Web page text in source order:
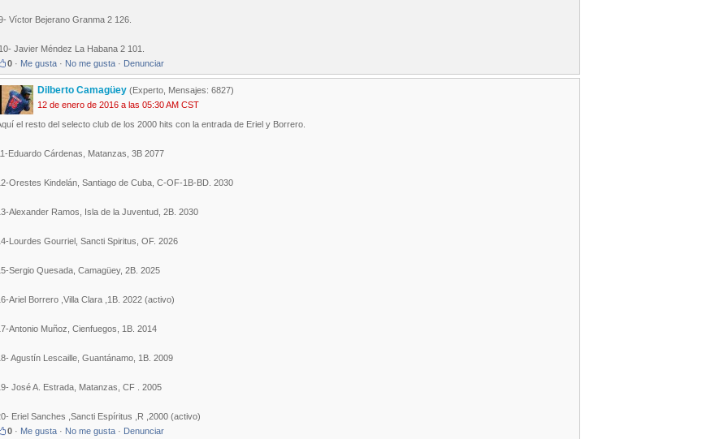
Víctor Bejerano Granma 2 126.
.10- Javier Méndez La Habana 2 101.
0 · Me gusta · No me gusta · Denunciar
Dilberto Camagüey (Experto, Mensajes: 6827)
12 de enero de 2016 a las 05:30 AM CST
el resto del selecto club de los 2000 hits con la entrada de Eriel y Borrero.
Eduardo Cárdenas, Matanzas, 3B 2077
Orestes Kindelán, Santiago de Cuba, C-OF-1B-BD. 2030
Alexander Ramos, Isla de la Juventud, 2B. 2030
Lourdes Gourriel, Sancti Spiritus, OF. 2026
Sergio Quesada, Camagüey, 2B. 2025
Ariel Borrero ,Villa Clara ,1B. 2022 (activo)
Antonio Muñoz, Cienfuegos, 1B. 2014
Agustín Lescaille, Guantánamo, 1B. 2009
José A. Estrada, Matanzas, CF . 2005
Eriel Sanches ,Sancti Espíritus ,R ,2000 (activo)
0 · Me gusta · No me gusta · Denunciar